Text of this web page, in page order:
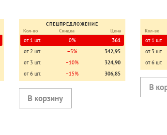
СПЕЦПРЕДЛОЖЕНИЕ
Кол-во
Скидка Цена
от 1 шт. 0%
361
от 2 шт.
−5%
342,95
от 3 шт.
−10%
324,90
от 6 шт.
−15% 306,85
Кол-во
от 1 шт.
от 3 шт.
от 6 шт.